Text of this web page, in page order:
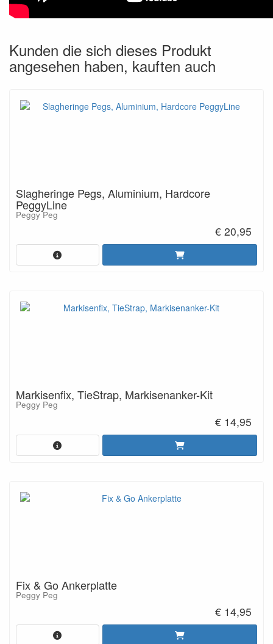
Kunden die sich dieses Produkt
angesehen haben, kauften auch
Slagheringe Pegs, Aluminium, Hardcore
PeggyLine
Peggy Peg
€ 20,95
Markisenfix, TieStrap, Markisenanker-Kit
Peggy Peg
€ 14,95
Fix & Go Ankerplatte
Peggy Peg
€ 14,95